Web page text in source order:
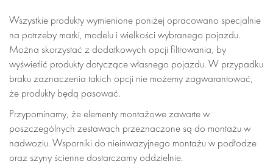
Wszystkie produkty wymienione poniżej opracowano specjalnie
na potrzeby marki, modelu i wielkości wybranego pojazdu.
Można skorzystać z dodatkowych opcji filtrowania, by
wyświetlić produkty dotyczące własnego pojazdu. W przypadku
braku zaznaczenia takich opcji nie możemy zagwarantować,
że produkty będą pasować.
Przypominamy, że elementy montażowe zawarte w
poszczególnych zestawach przeznaczone są do montażu w
nadwoziu. Wsporniki do nieinwazyjnego montażu w podłodze
oraz szyny ścienne dostarczamy oddzielnie.